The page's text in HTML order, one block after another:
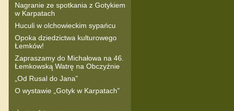
Nagranie ze spotkania z Gotykiem
w Karpatach
Huculi w olchowieckim sypańcu
Opoka dziedzictwa kulturowego
Łemków!
Zapraszamy do Michałowa na 46.
Łemkowską Watrę na Obczyźnie
„Od Rusal do Jana”
O wystawie „Gotyk w Karpatach”